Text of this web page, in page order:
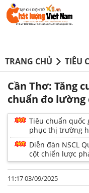
TRANG CHỦ TIÊU
Cần Thơ: Tăng
chuẩn đo
Tiêu chuẩn
phục thị trường
Diễn đàn NSCL
cột chiến lược
11:17 03/09/2025